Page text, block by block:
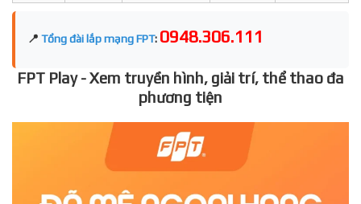
📍 Tổng đài lắp mạng FPT: 0948.306.111
FPT Play - Xem truyền hình, giải trí, thể thao đa
phương tiện